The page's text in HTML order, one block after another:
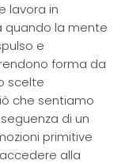
lavora in
quando la mente
e
forma da
scelte
che sentiamo
di un
primitive
alla